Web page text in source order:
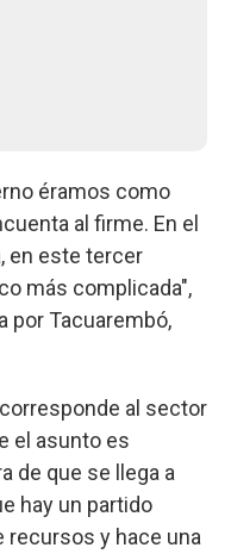
éramos como
al firme. En el
en este tercer
más complicada",
por Tacuarembó,
al sector
el asunto es
de que se llega a
hay un partido
recursos y hace una